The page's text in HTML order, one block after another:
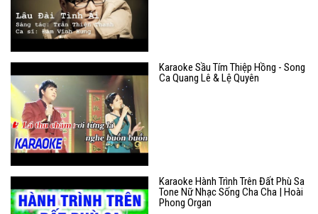
Karaoke Sầu Tím Thiệp Hồng - Song
Ca Quang Lê & Lệ Quyên
Karaoke Hành Trình Trên Đất Phù Sa
Tone Nữ Nhạc Sống Cha Cha | Hoài
Phong Organ